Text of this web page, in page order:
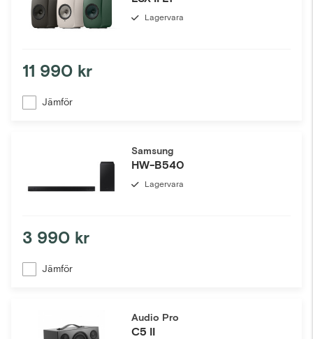
Lagervara
11 990 kr
Jämför
Samsung
HW-B540
Lagervara
3 990 kr
Jämför
Audio Pro
C5 II